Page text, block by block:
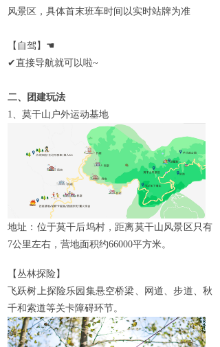
风景区，具体首末班车时间以实时站牌为准
【自驾】 ☚
✔直接导航就可以啦~
二、
团建玩法
1、莫干山户外运动基地
地址：位于莫干后坞村，距离莫干山风景区只有
7公里左右，营地面积约66000平方米。
【丛林探险】
飞跃树上探险乐园集悬空桥梁、网道、步道、秋
千和索道等关卡障碍环节。